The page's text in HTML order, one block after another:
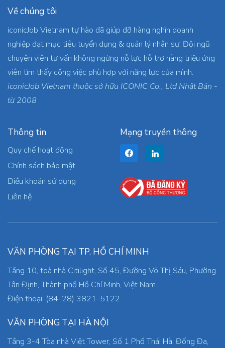
Về chúng tôi
iconicJob Vietnam tự hào đã giúp đỡ hàng nghìn doanh
nghiệp đạt mục tiêu tuyển dụng & quản lý nhân sự. Đội ngũ
chuyên viên tư vấn không ngừng nỗ lực hỗ trợ hàng triệu ứng
viên tìm thấy công việc phù hợp với năng lực của mình.
iconicJob Vietnam thuộc sở hữu ICONIC Co., Ltd Nhật Bản -
từ 2008
Thông tin
Quy chế hoạt động
Chính sách bảo mật
Điều khoản sử dụng
Liên hệ
Mạng truyền thông
VĂN PHÒNG TẠI TP. HỒ CHÍ MINH
Tầng 10, toà nhà Citilight, Số 45, Đường Võ Thị Sáu, Phường
Tân Định, Thành phố Hồ Chí Minh, Việt Nam.
Điện thoại: (84-28) 3821-5122
VĂN PHÒNG TẠI HÀ NỘI
Tầng 3-4 Tòa nhà Việt Tower, Số 1 Phố Thái Hà, Đống Đa,